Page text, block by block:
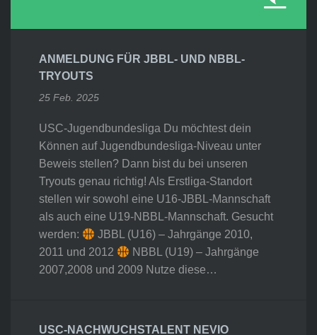
ANMELDUNG FÜR JBBL- UND NBBL-
TRYOUTS
25 Feb. 2025
USC-Jugendbundesliga Du möchtest dein
Können auf Jugendbundesliga-Niveau unter
Beweis stellen? Dann bist du bei unseren
Tryouts genau richtig! Als Erstliga-Standort
stellen wir sowohl eine U16-JBBL-Mannschaft
als auch eine U19-NBBL-Mannschaft. Gesucht
werden:
JBBL (U16) – Jahrgänge 2010,
2011 und 2012
NBBL (U19) – Jahrgänge
2007,2008 und 2009 Nutze diese…
USC-NACHWUCHSTALENT NEVIO